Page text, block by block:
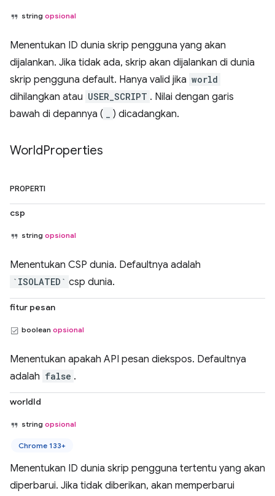
string opsional
Menentukan ID dunia skrip pengguna yang akan
dijalankan. Jika tidak ada, skrip akan dijalankan di dunia
skrip pengguna default. Hanya valid jika world
dihilangkan atau USER_SCRIPT . Nilai dengan garis
bawah di depannya (
) dicadangkan.
WorldProperties
PROPERTI
csp
string opsional
Menentukan CSP dunia. Defaultnya adalah
`ISOLATED` csp dunia.
fitur pesan
boolean opsional
Menentukan apakah API pesan diekspos. Defaultnya
adalah false .
worldId
string opsional
Chrome 133+
Menentukan ID dunia skrip pengguna tertentu yang akan
diperbarui. Jika tidak diberikan, akan memperbarui